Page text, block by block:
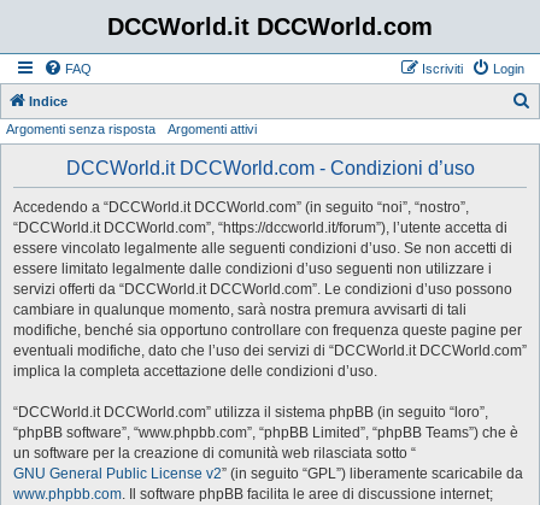
DCCWorld.it DCCWorld.com
FAQ Login
Iscriviti
Indice
Argomenti senza risposta Argomenti attivi
DCCWorld.it DCCWorld.com - Condizioni d’uso
Accedendo a “DCCWorld.it DCCWorld.com” (in seguito “noi”, “nostro”,
“DCCWorld.it DCCWorld.com”, “https://dccworld.it/forum”), l’utente accetta di
essere vincolato legalmente alle seguenti condizioni d’uso. Se non accetti di
essere limitato legalmente dalle condizioni d’uso seguenti non utilizzare i
servizi offerti da “DCCWorld.it DCCWorld.com”. Le condizioni d’uso possono
cambiare in qualunque momento, sarà nostra premura avvisarti di tali
modifiche, benché sia opportuno controllare con frequenza queste pagine per
eventuali modifiche, dato che l’uso dei servizi di “DCCWorld.it DCCWorld.com”
implica la completa accettazione delle condizioni d’uso.
“DCCWorld.it DCCWorld.com” utilizza il sistema phpBB (in seguito “loro”,
“phpBB software”, “www.phpbb.com”, “phpBB Limited”, “phpBB Teams”) che è
un software per la creazione di comunità web rilasciata sotto “
GNU General Public License v2” (in seguito “GPL”) liberamente scaricabile da
www.phpbb.com. Il software phpBB facilita le aree di discussione internet;